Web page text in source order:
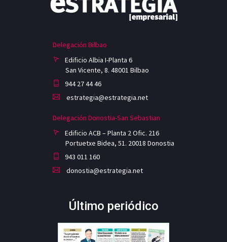
Delegación Bilbao
Edificio Albia I-Planta 6
San Vicente, 8. 48001 Bilbao
944 27 44 46
estrategia@estrategia.net
Delegación Donostia-San Sebastian
Edificio ACB – Planta 2 Ofic. 216
Portuetxe Bidea, 51. 20018 Donostia
943 011 160
donostia@estrategia.net
Último periódico